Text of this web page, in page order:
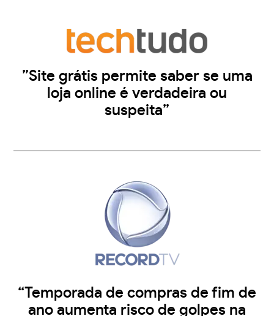
”Site grátis permite saber se uma
loja online é verdadeira ou
suspeita”
“Temporada de compras de fim de
ano aumenta risco de golpes na